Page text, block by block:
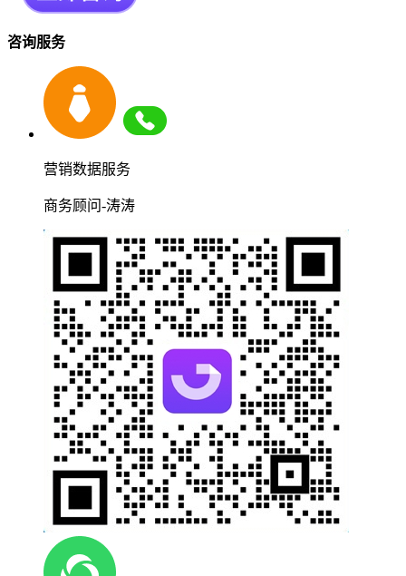
咨询服务
营销数据服务
商务顾问-涛涛